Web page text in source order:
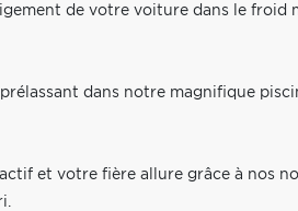
de votre voiture dans le froid
dans notre magnifique
et votre fière allure grâce à nos